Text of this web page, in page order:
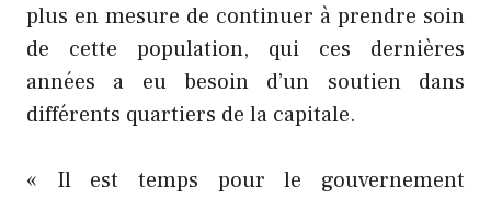
plus en mesure de continuer à prendre soin
de cette population, qui ces dernières
années a eu besoin d’un soutien dans
différents quartiers de la capitale.
« Il est temps pour le gouvernement